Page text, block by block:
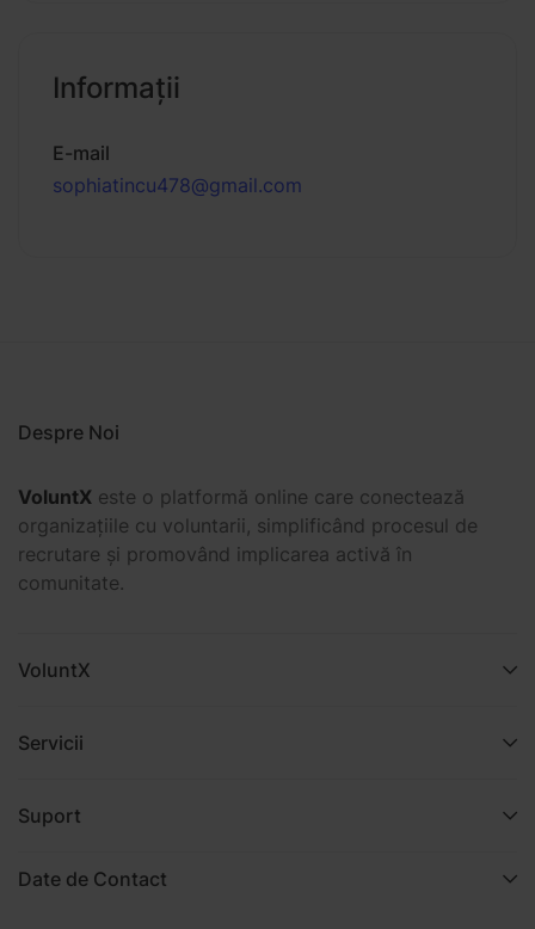
Informaţii
E-mail
sophiatincu478@gmail.com
Despre Noi
VoluntX este o platformă online care conectează
organizațiile cu voluntarii, simplificând procesul de
recrutare și promovând implicarea activă în
comunitate.
VoluntX
Servicii
Suport
Date de Contact